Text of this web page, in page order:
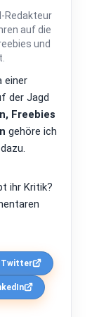
Redakteur
auf die
und
einer
der Jagd
Freebies
gehöre ich
dazu.
ihr Kritik?
Twitter